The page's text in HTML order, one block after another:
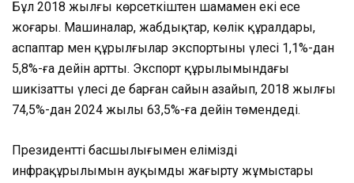
Бұл 2018 жылғы көрсеткіштен шамамен екі есе
жоғары. Машиналар, жабдықтар, көлік құралдары,
аспаптар мен құрылғылар экспортының үлесі 1,1%-дан
5,8%-ға дейін артты. Экспорт құрылымындағы
шикізаттың үлесі де барған сайын азайып, 2018 жылғы
74,5%-дан 2024 жылы 63,5%-ға дейін төмендеді.
Президенттің басшылығымен еліміздің
инфрақұрылымын ауқымды жаңғырту жұмыстары